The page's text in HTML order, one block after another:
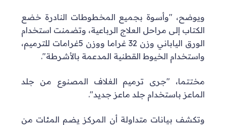
ويوضح، "وأسوة بجميع المخطوطات النادرة خضع
الكتاب إلى مراحل العلاج الرباعية، وتضمنت استخدام
الورق الياباني وزن 32 غراما ووزن 5غرامات للترميم،
واستخدام الخيوط القطنية المدعمة بالأشرطة".
مختتما، "جرى ترميم الغلاف المصنوع من جلد
الماعز باستخدام جلد ماعز جديد".
وتكشف بيانات متداولة أن المركز يضم المئات من